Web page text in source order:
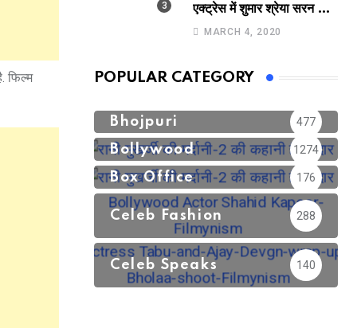
फिल्म
एक्ट्रेस में शुमार श्रेया सरन का
सेक्सी लिपलॉक
MARCH 4, 2020
POPULAR CATEGORY
Bhojpuri 477
Bollywood 1274
Box Office 176
Celeb Fashion 288
Celeb Speaks 140